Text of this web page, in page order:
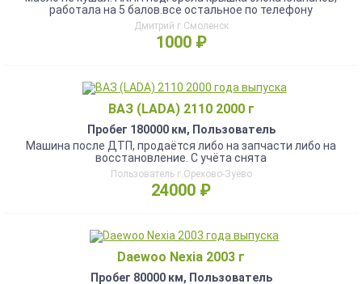
работала на 5 балов.все остальное по телефону
Дмитрий г.Смоленск
1000 ₽
ВАЗ (LADA) 2110 2000 г
Пробег 180000 км, Пользователь
Машина после ДТП, продаётся либо на запчасти либо на
восстановление. С учёта снята
Пользователь г.Орехово-Зуево
24000 ₽
Daewoo Nexia 2003 г
Пробег 80000 км, Пользователь